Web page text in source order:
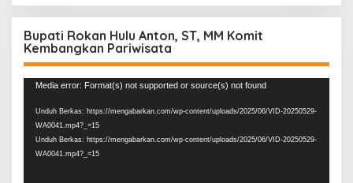
Bupati Rokan Hulu Anton, ST, MM Komit
Kembangkan Pariwisata
Pemutar
Media error: Format(s) not supported or source(s) not found
Unduh Berkas: https://mengabarkan.com/wp-content/uploads/2025/06/VID-20250529-
WA0041.mp4?_=15
Unduh Berkas: https://mengabarkan.com/wp-content/uploads/2025/06/VID-20250529-
WA0041.mp4?_=15